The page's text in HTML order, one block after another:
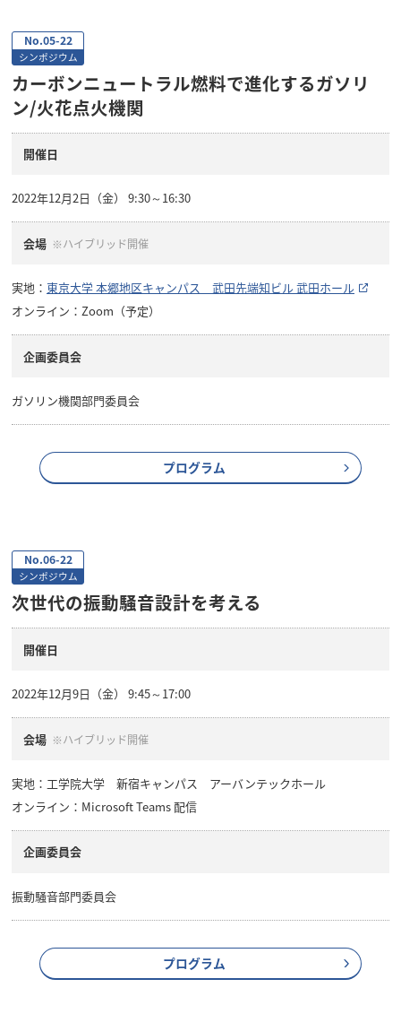
No.05-22
シンポジウム
カーボンニュートラル燃料で進化するガソリ
ン/火花点火機関
開催日
2022年12月2日（金） 9:30～16:30
会場 ※ハイブリッド開催
実地： 東京大学 本郷地区キャンパス 武田先端知ビル 武田ホール
オンライン：Zoom（予定）
企画委員会
ガソリン機関部門委員会
プログラム
No.06-22
シンポジウム
次世代の振動騒音設計を考える
開催日
2022年12月9日（金） 9:45～17:00
会場 ※ハイブリッド開催
実地：工学院大学 新宿キャンパス アーバンテックホール
オンライン：Microsoft Teams 配信
企画委員会
振動騒音部門委員会
プログラム